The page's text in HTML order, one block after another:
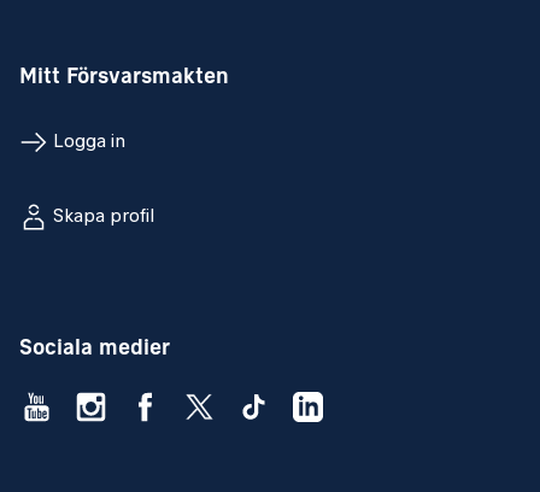
Mitt Försvarsmakten
Logga in
Skapa profil
Sociala medier